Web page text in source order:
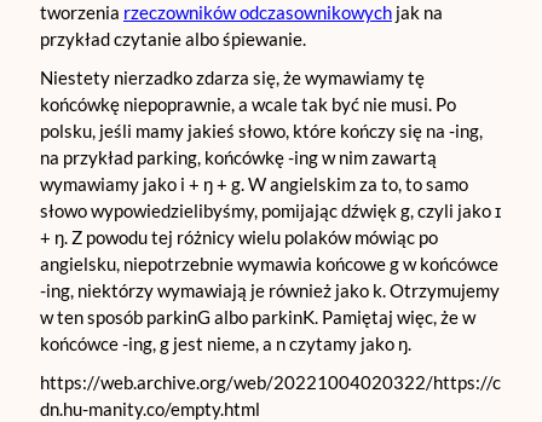
tworzenia rzeczowników odczasownikowych jak na
przykład czytanie albo śpiewanie.
Niestety nierzadko zdarza się, że wymawiamy tę
końcówkę niepoprawnie, a wcale tak być nie musi. Po
polsku, jeśli mamy jakieś słowo, które kończy się na -ing,
na przykład parking, końcówkę -ing w nim zawartą
wymawiamy jako i + ŋ + g. W angielskim za to, to samo
słowo wypowiedzielibyśmy, pomijając dźwięk g, czyli jako ɪ
+ ŋ. Z powodu tej różnicy wielu polaków mówiąc po
angielsku, niepotrzebnie wymawia końcowe g w końcówce
-ing, niektórzy wymawiają je również jako k. Otrzymujemy
w ten sposób parkinG albo parkinK. Pamiętaj więc, że w
końcówce -ing, g jest nieme, a n czytamy jako ŋ.
https://web.archive.org/web/20221004020322/https://c
dn.hu-manity.co/empty.html